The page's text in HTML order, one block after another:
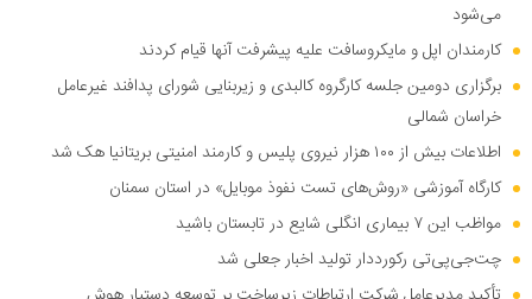
می‌شود
کارمندان اپل و مایکروسافت علیه پیشرفت آنها قیام کردند
برگزاری دومین جلسه کارگروه کالبدی و زیربنایی شورای پدافند غیرعامل
خراسان شمالی
اطلاعات بیش از ۱۰۰ هزار نیروی پلیس و کارمند امنیتی بریتانیا هک شد
کارگاه آموزشی «روش‌های تست نفوذ موبایل» در استان سمنان
مواظب این ۷ بیماری انگلی شایع در تابستان باشید
چت‌جی‌پی‌تی رکورددار تولید اخبار جعلی شد